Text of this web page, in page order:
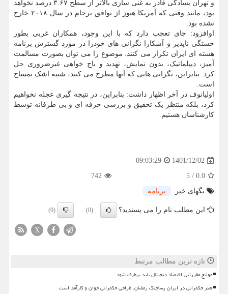
و تهران بسادگی قادر به غنی سازی بالاتر از سطح ۳.۶۷ درصد نخواهد
بود، مانند وقتی که آمریکا هنوز از توافق برجام در سال ۲۰۱۸ خارج
نشده بود.
اوافزود: جای تعجب دارد که با این وجود، همکاران غربی بطور
خستگی ناپذیر و آشکارا نگرانی های خودرا در مورد گسترش برنامه
هسته ای ایران تکرار می کنند. موضوع را می توان بصورت مسالمت
آمیز، دیپلماتیک، بدون نمایش، تهدید و باج خواهی غیرضروری حل
کرد. بنابراین، نگرانی هایی که آنها مطرح می کنند، شبیه اشک تمساح
است.
اولیانوف در آخر اظهار داشت: بنابراین، در نتیجه گیری عجله نخواهیم
کرد، بلکه منتظر یک تحقیق و بررسی حرفه ای و بی طرفانه توسط
کارشناسان هستیم.
1401/12/02
09:03:29
0.0
/
5
742
تگهای خبر:
برنامه
این مطلب نام را می پسندید؟ (0)
(0)
X
تازه ترین مطالب مرتبط
موانع مقرراتی اقتصاد دیجیتال باید برطرف شود
هنر حکمرانی در ایران پساجنگ رمضان، طراحی حکمرانی جوان و کارآمد است